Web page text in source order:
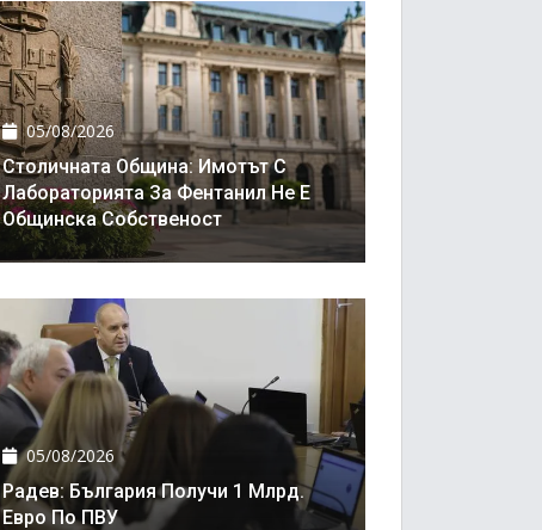
05/08/2026
Столичната Община: Имотът С
Лабораторията За Фентанил Не Е
Общинска Собственост
05/08/2026
Радев: България Получи 1 Млрд.
Евро По ПВУ